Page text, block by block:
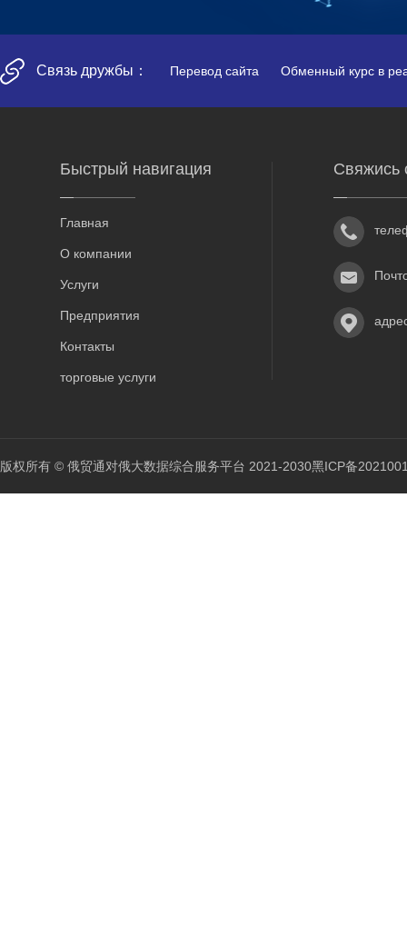
Связь дружбы： Перевод сайта Обменный курс в
Быстрый навигация
Главная
О компании
Услуги
Предприятия
Контакты
торговые услуги
Свяжись
版权所有 © 俄贸通对俄大数据综合服务平台 2021-2030黑ICP备